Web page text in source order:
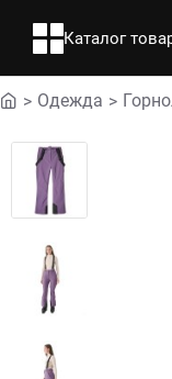
Каталог
Одежда